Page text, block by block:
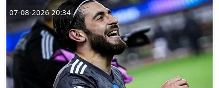
07-08-2026 20:34